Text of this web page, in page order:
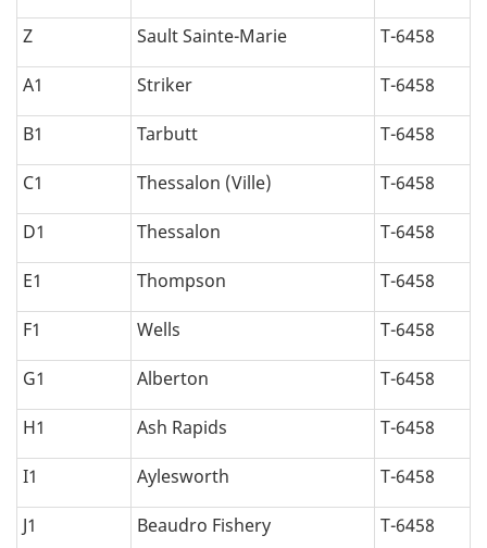
Z Sault Sainte-Marie T-6458
A1 Striker T-6458
B1 Tarbutt T-6458
C1 Thessalon (Ville) T-6458
D1 Thessalon T-6458
E1 Thompson T-6458
F1 Wells T-6458
G1 Alberton T-6458
H1 Ash Rapids T-6458
I1 Aylesworth T-6458
J1 Beaudro Fishery T-6458